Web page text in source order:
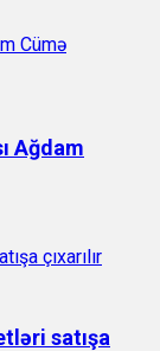
Ağdam
satışa